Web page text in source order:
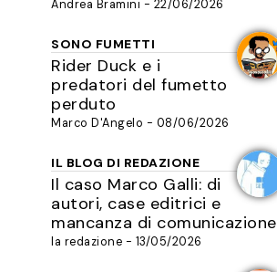
Andrea Bramini - 22/06/2026
SONO FUMETTI
Rider Duck e i
predatori del fumetto
perduto
Marco D'Angelo - 08/06/2026
IL BLOG DI REDAZIONE
Il caso Marco Galli: di
autori, case editrici e
mancanza di comunicazione
la redazione - 13/05/2026